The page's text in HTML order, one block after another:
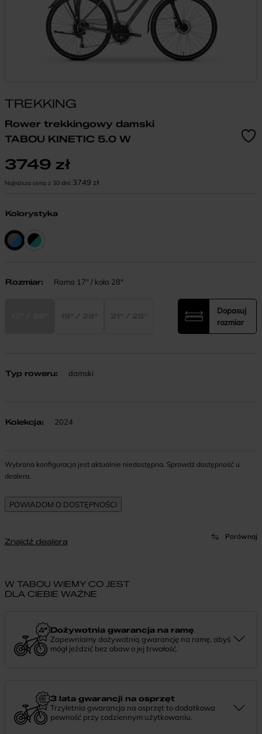
TREKKING
Rower trekkingowy damski
TABOU KINETIC 5.0 W
3749 zł
Najniższa cena z 30 dni: 3749 zł
Kolorystyka
Rozmiar: Rama 17" / koła 28"
Dopasuj
rozmiar
Typ roweru: damski
Kolekcja: 2024
Wybrana konfiguracja jest aktualnie niedostępna. Sprawdź dostępność u
dealera.
Porównaj
Znajdź dealera
W TABOU WIEMY CO JEST
DLA CIEBIE WAŻNE
Dożywotnia gwarancja na ramę
Zapewniamy dożywotnią gwarancję na ramę, abyś
mógł jeździć bez obaw o jej trwałość.
chętnie pomożemy.3 lata gwarancji na osprzęt
Trzyletnia gwarancja na osprzęt to dodatkowa
pewność przy codziennym użytkowaniu.